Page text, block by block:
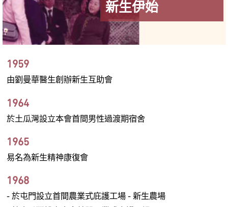
新生伊始
1959
由劉曼華醫生創辦新生互助會
1964
於土瓜灣設立本會首間男性過渡期宿舍
1965
易名為新生精神康復會
1968
- 於屯門設立首間農業式庇護工場 - 新生農場